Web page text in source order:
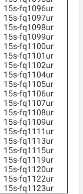
15s-fq1096ur
15s-fq1097ur
15s-fq1098ur
15s-fq1099ur
15s-fq1100ur
15s-fq1101ur
15s-fq1102ur
15s-fq1104ur
15s-fq1105ur
15s-fq1106ur
15s-fq1107ur
15s-fq1108ur
15s-fq1109ur
15s-fq1111ur
15s-fq1113ur
15s-fq1115ur
15s-fq1119ur
15s-fq1120ur
15s-fq1122ur
15s-fq1123ur